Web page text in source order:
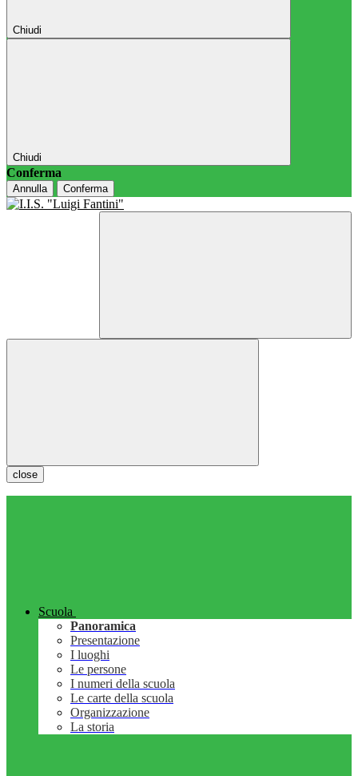
Chiudi
Chiudi
Conferma
Annulla Conferma
close
Scuola
Panoramica
Presentazione
I luoghi
Le persone
I numeri della scuola
Le carte della scuola
Organizzazione
La storia